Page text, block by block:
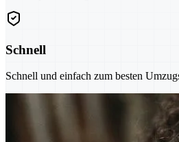
Schnell
Schnell und einfach zum besten